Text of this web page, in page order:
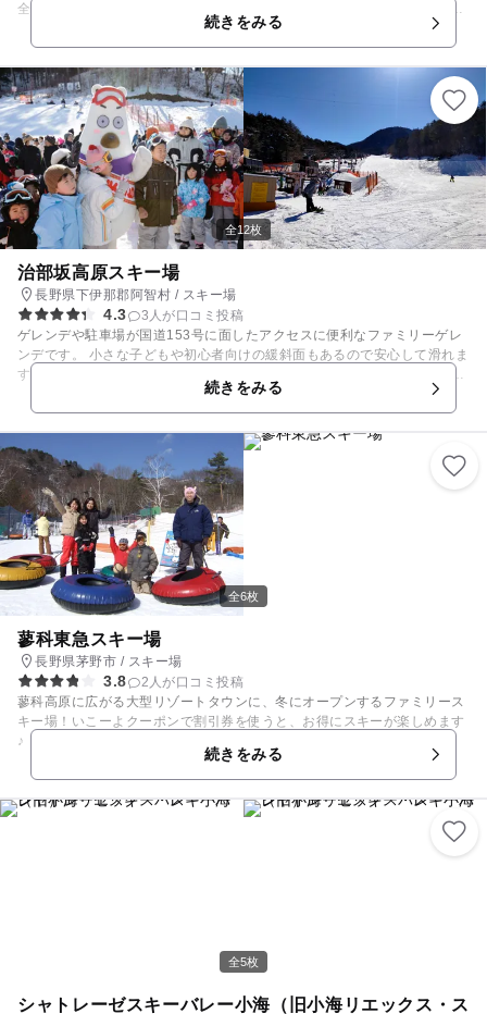
全長日本一(652m)のZIP - SKY RIDE（ジップ・スカイライド）や、 子供
が楽しめる遊具がたくさんあるナスキーパークなどもOPENします！ ナス
キーパークには、小さなお子様も元気いっぱい遊べる遊具が沢山！！ ふわ
ふわしたトランポリンのようなお山の「ふわふわマウンテン」や立体的な
構造で子供たちが上下左右に自由に遊ぶことができる「3D プレイネット
COSMO」、キッズジップラインやチュービングも楽しめます。 ご家族み
んなで思う存分遊んじゃおう！！
続きをみる
全12枚
治部坂高原スキー場
長野県下伊那郡阿智村 / スキー場
4.3
3人が口コミ投稿
ゲレンデや駐車場が国道153号に面したアクセスに便利なファミリーゲレ
ンデです。 小さな子どもや初心者向けの緩斜面もあるので安心して滑れま
す。キッズパークにあるそり専用の本格的なスレッドゲレンデは長さが約
50mあり、爽快に滑れるので子どもたちも大はしゃぎ。すぐ横には雪遊び
ができるスペースもあります。 キッズスキースクールは予約が必要ですの
でご注意ください。
続きをみる
全6枚
蓼科東急スキー場
長野県茅野市 / スキー場
3.8
2人が口コミ投稿
蓼科高原に広がる大型リゾートタウンに、冬にオープンするファミリース
キー場！いこーよクーポンで割引券を使うと、お得にスキーが楽しめます
♪ ゲレンデはスキーデビューの子どもにぴったりのコンパクトな広さ。
上達に合わせてコースを選んで滑れます。 雪の上のレーシングカーや、タ
イヤのゴムで滑るチュービングはスリル満点。離れた場所にあるソリゲレ
ンデは、距離の長さに子どもも大満足です！雪遊び広場、キッズ広場もあ
ります。親子スキーデビュープランは、午前中のスクールとリフト1日券
のパック。不安な子どもが親と一緒にレッスンを受け、親は教え方を学べ
続きをみる
全5枚
シャトレーゼスキーバレー小海（旧小海リエックス・ス